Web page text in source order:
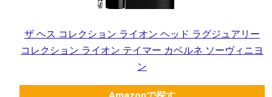
ザ ヘス コレクション ライオン ヘッド ラグジュアリー
コレクション ライオン テイマー カベルネ ソーヴィニヨ
ン